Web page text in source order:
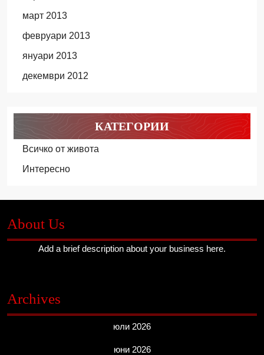
март 2013
февруари 2013
януари 2013
декември 2012
КАТЕГОРИИ
Всичко от живота
Интересно
About Us
Add a brief description about your business here.
Archives
юли 2026
юни 2026